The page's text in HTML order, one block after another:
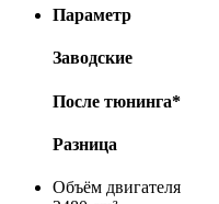
Параметр
Заводские
После тюнинга*
Разница
Объём двигателя